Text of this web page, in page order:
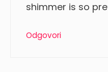
shimmer is so
Odgovori